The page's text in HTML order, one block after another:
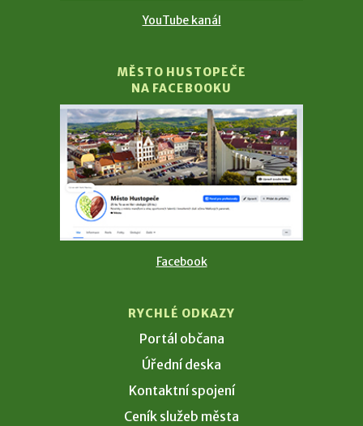
YouTube kanál
MĚSTO HUSTOPEČE
NA FACEBOOKU
Facebook
RYCHLÉ ODKAZY
Portál občana
Úřední deska
Kontaktní spojení
Ceník služeb města